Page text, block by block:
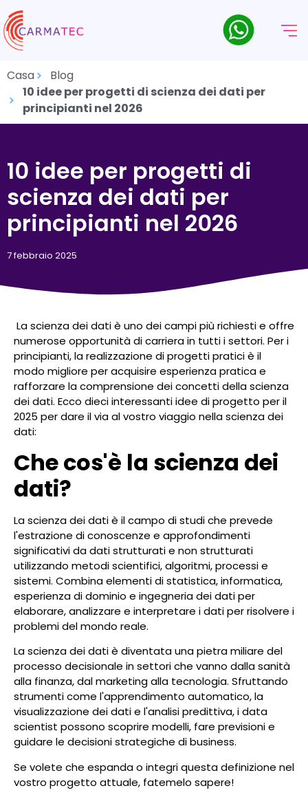
Casa
Blog
10 idee per progetti di scienza dei dati per
principianti nel 2026
10 idee per progetti di
scienza dei dati per
principianti nel 2026
7 febbraio 2025
La scienza dei dati è uno dei campi più richiesti e offre
numerose opportunità di carriera in tutti i settori. Per i
principianti, la realizzazione di progetti pratici è il
modo migliore per acquisire esperienza pratica e
rafforzare la comprensione dei concetti della scienza
dei dati. Ecco dieci interessanti idee di progetto per il
2025 per dare il via al vostro viaggio nella scienza dei
dati:
Che cos'è la scienza dei
dati?
La scienza dei dati è il campo di studi che prevede
l'estrazione di conoscenze e approfondimenti
significativi da dati strutturati e non strutturati
utilizzando metodi scientifici, algoritmi, processi e
sistemi. Combina elementi di statistica, informatica,
esperienza di dominio e ingegneria dei dati per
elaborare, analizzare e interpretare i dati per risolvere i
problemi del mondo reale.
La scienza dei dati è diventata una pietra miliare del
processo decisionale in settori che vanno dalla sanità
alla finanza, dal marketing alla tecnologia. Sfruttando
strumenti come l'apprendimento automatico, la
visualizzazione dei dati e l'analisi predittiva, i data
scientist possono scoprire modelli, fare previsioni e
guidare le decisioni strategiche di business.
Se volete che espanda o integri questa definizione nel
vostro progetto attuale, fatemelo sapere!